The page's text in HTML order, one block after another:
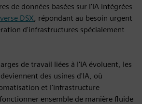
de données basées sur l'IA intégrées
DSX, répondant au besoin urgent
d'infrastructures spécialement
de travail liées à l'IA évoluent, les
des usines d'IA, où
et l'infrastructure
ensemble de manière fluide